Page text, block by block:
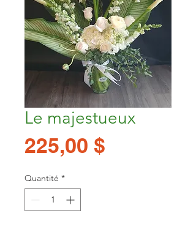
Le majestueux
225,00 $
Quantité *